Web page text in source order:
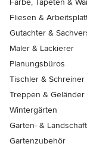
Farbe, Tapeten &
Fliesen &
Gutachter &
Maler & Lackierer
Planungsbüros
Tischler & Schreiner
Treppen & Geländer
Wintergärten
Garten- &
Gartenzubehör